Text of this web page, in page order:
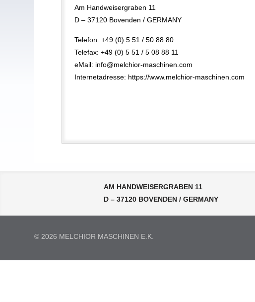
Am Handweisergraben 11
D – 37120 Bovenden / GERMANY
Telefon: +49 (0) 5 51 / 50 88 80
Telefax: +49 (0) 5 51 / 5 08 88 11
eMail: info@melchior-maschinen.com
Internetadresse: https://www.melchior-maschinen.com
AM HANDWEISERGRABEN 11
D – 37120 BOVENDEN / GERMANY
© 2026 MELCHIOR MASCHINEN E.K.